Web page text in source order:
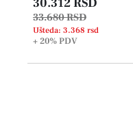
30.312 RSD
33.680 RSD
Ušteda: 3.368 rsd
+ 20%PDV